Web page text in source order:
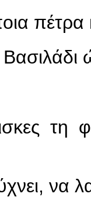
πέτρα
τη
να